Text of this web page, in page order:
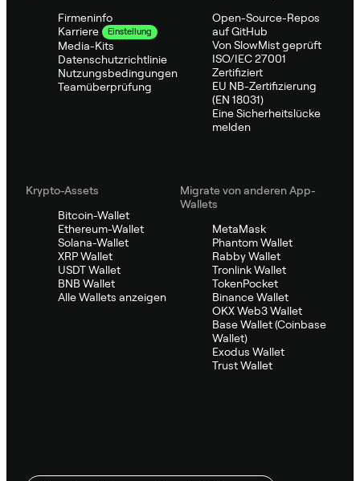
Firmeninfo
Karriere
Einstellung
Media-Kits
Datenschutzrichtlinie
Nutzungsbedingungen
Teamüberprüfung
Open-Source-Repos
auf GitHub
Von SlowMist geprüft
ISO/IEC 27001
Zertifiziert
EU NB-Zertifizierung
(EN 18031)
Eine Sicherheitslücke
melden
Krypto-Assets
Bitcoin-Wallet
Ethereum-Wallet
Solana-Wallet
XRP Wallet
USDT Wallet
BNB Wallet
Alle Wallets anzeigen
Migrate von anderen App-
Wallets
MetaMask
Phantom Wallet
Rabby Wallet
Tronlink Wallet
TokenPocket
Binance Wallet
OKX Web3 Wallet
Base Wallet (Coinbase
Wallet)
Exodus Wallet
Trust Wallet